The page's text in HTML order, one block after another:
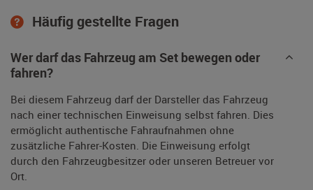
Häufig gestellte Fragen
Wer darf das Fahrzeug am Set bewegen oder
fahren?
Bei diesem Fahrzeug darf der Darsteller das Fahrzeug
nach einer technischen Einweisung selbst fahren. Dies
ermöglicht authentische Fahraufnahmen ohne
zusätzliche Fahrer-Kosten. Die Einweisung erfolgt
durch den Fahrzeugbesitzer oder unseren Betreuer vor
Ort.